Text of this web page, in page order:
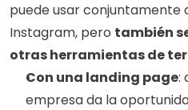
puede usar conjuntamente
Instagram, pero también
otras herramientas de
Con una landing page:
empresa da la